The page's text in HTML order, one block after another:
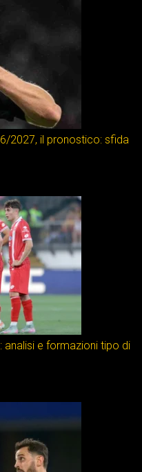
2027, il pronostico: sfida
analisi e formazioni tipo di